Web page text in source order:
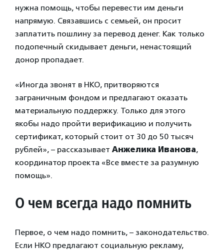
нужна помощь, чтобы перевести им деньги
напрямую. Связавшись с семьей, он просит
заплатить пошлину за перевод денег. Как только
подопечный скидывает деньги, ненастоящий
донор пропадает.
«Иногда звонят в НКО, притворяются
заграничным фондом и предлагают оказать
материальную поддержку. Только для этого
якобы надо пройти верификацию и получить
сертификат, который стоит от 30 до 50 тысяч
рублей», – рассказывает Анжелика Иванова,
координатор проекта «Все вместе за разумную
помощь».
О чем всегда надо помнить
Первое, о чем надо помнить, – законодательство.
Если НКО предлагают социальную рекламу,